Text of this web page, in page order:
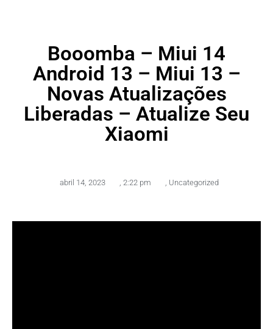
Booomba – Miui 14
Android 13 – Miui 13 –
Novas Atualizações
Liberadas – Atualize Seu
Xiaomi
abril 14, 2023 , 2:22 pm , Uncategorized